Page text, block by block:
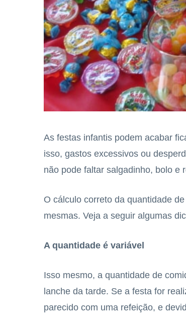
As festas infantis podem acabar
isso, gastos excessivos ou
não pode faltar salgadinho, bolo e
O cálculo correto da quantidade
mesmas. Veja a seguir algumas
A quantidade é variável
Isso mesmo, a quantidade de
lanche da tarde. Se a festa for
parecido com uma refeição, e